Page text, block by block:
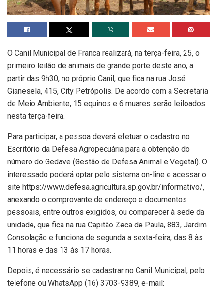
O Canil Municipal de Franca realizará, na terça-feira, 25, o
primeiro leilão de animais de grande porte deste ano, a
partir das 9h30, no próprio Canil, que fica na rua José
Gianesela, 415, City Petrópolis. De acordo com a Secretaria
de Meio Ambiente, 15 equinos e 6 muares serão leiloados
nesta terça-feira.
Para participar, a pessoa deverá efetuar o cadastro no
Escritório da Defesa Agropecuária para a obtenção do
número do Gedave (Gestão de Defesa Animal e Vegetal). O
interessado poderá optar pelo sistema on-line e acessar o
site https://www.defesa.agricultura.sp.gov.br/informativo/,
anexando o comprovante de endereço e documentos
pessoais, entre outros exigidos, ou comparecer à sede da
unidade, que fica na rua Capitão Zeca de Paula, 883, Jardim
Consolação e funciona de segunda a sexta-feira, das 8 às
11 horas e das 13 às 17 horas.
Depois, é necessário se cadastrar no Canil Municipal, pelo
telefone ou WhatsApp (16) 3703-9389, e-mail: